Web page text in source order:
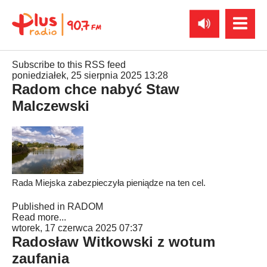
Subscribe to this RSS feed
poniedziałek, 25 sierpnia 2025 13:28
Radom chce nabyć Staw
Malczewski
Rada Miejska zabezpieczyła pieniądze na ten cel.
Published in RADOM
Read more...
wtorek, 17 czerwca 2025 07:37
Radosław Witkowski z wotum
zaufania